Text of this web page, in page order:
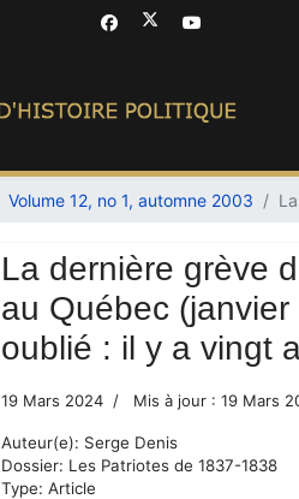
Volume 12, no 1, automne 2003
La dernière grève
au Québec
oublié : il y a vingt
19 Mars 2024 Mis à jour : 19 Mars
Auteur(e): Serge Denis
Dossier: Les Patriotes de 1837-1838
Type: Article